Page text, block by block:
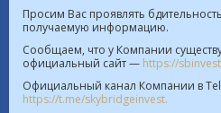
Курс валют в РК на
€ 542.16
Политика
Лицензия на
Просим Вас проявлять
получаемую информацию.
Сообщаем, что у Компании
официальный сайт — https://
Официальный канал Компании в
https://t.me/skybridgeinvest.